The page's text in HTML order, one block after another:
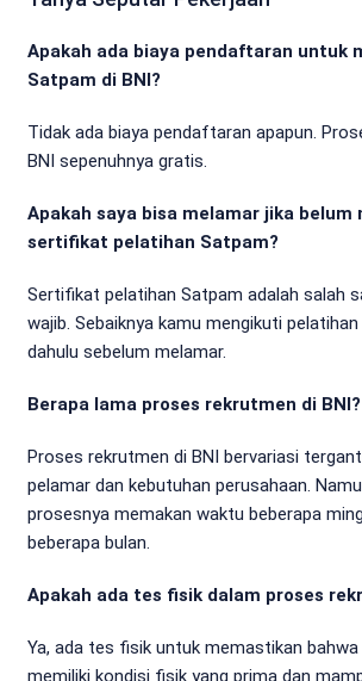
Apakah ada biaya pendaftaran untuk
Satpam di BNI?
Tidak ada biaya pendaftaran apapun.
BNI sepenuhnya gratis.
Apakah saya bisa melamar jika belum
sertifikat pelatihan Satpam?
Sertifikat pelatihan Satpam adalah salah
wajib. Sebaiknya kamu mengikuti
dahulu sebelum melamar.
Berapa lama proses rekrutmen di BNI?
Proses rekrutmen di BNI bervariasi
pelamar dan kebutuhan perusahaan.
prosesnya memakan waktu beberapa
beberapa bulan.
Apakah ada tes fisik dalam proses
Ya, ada tes fisik untuk memastikan
memiliki kondisi fisik yang prima dan